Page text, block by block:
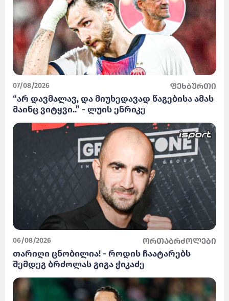
07/08/2026 ფეხბურთი
“არ დავმალავ, და მიუხედავად წაგებისა ამას
მაინც ვიტყვი..” - ლუის ენრიკე
06/08/2026 ორთაბრძოლები
თარიღი ცნობილია! - როდის ჩაატარებს
შემდეგ ბრძოლას გიგა ჭიკაძე